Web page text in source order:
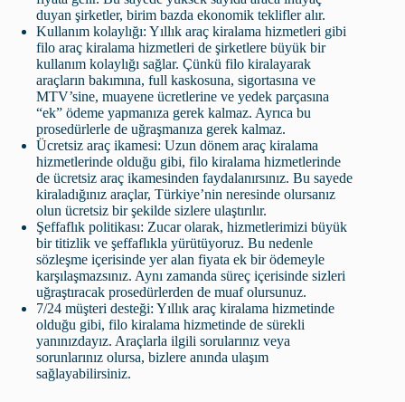
duyan şirketler, birim bazda ekonomik teklifler alır.
Kullanım kolaylığı: Yıllık araç kiralama hizmetleri gibi
filo araç kiralama hizmetleri de şirketlere büyük bir
kullanım kolaylığı sağlar. Çünkü filo kiralayarak
araçların bakımına, full kaskosuna, sigortasına ve
MTV’sine, muayene ücretlerine ve yedek parçasına
“ek” ödeme yapmanıza gerek kalmaz. Ayrıca bu
prosedürlerle de uğraşmanıza gerek kalmaz.
Ücretsiz araç ikamesi: Uzun dönem araç kiralama
hizmetlerinde olduğu gibi, filo kiralama hizmetlerinde
de ücretsiz araç ikamesinden faydalanırsınız. Bu sayede
kiraladığınız araçlar, Türkiye’nin neresinde olursanız
olun ücretsiz bir şekilde sizlere ulaştırılır.
Şeffaflık politikası: Zucar olarak, hizmetlerimizi büyük
bir titizlik ve şeffaflıkla yürütüyoruz. Bu nedenle
sözleşme içerisinde yer alan fiyata ek bir ödemeyle
karşılaşmazsınız. Aynı zamanda süreç içerisinde sizleri
uğraştıracak prosedürlerden de muaf olursunuz.
7/24 müşteri desteği: Yıllık araç kiralama hizmetinde
olduğu gibi, filo kiralama hizmetinde de sürekli
yanınızdayız. Araçlarla ilgili sorularınız veya
sorunlarınız olursa, bizlere anında ulaşım
sağlayabilirsiniz.